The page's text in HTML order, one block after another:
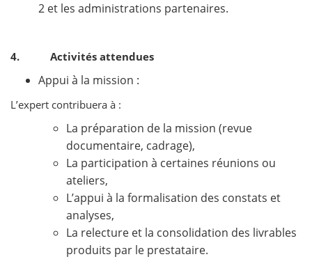
2 et les administrations partenaires.
4. Activités attendues
Appui à la mission :
L’expert contribuera à :
La préparation de la mission (revue
documentaire, cadrage),
La participation à certaines réunions ou
ateliers,
L’appui à la formalisation des constats et
analyses,
La relecture et la consolidation des livrables
produits par le prestataire.